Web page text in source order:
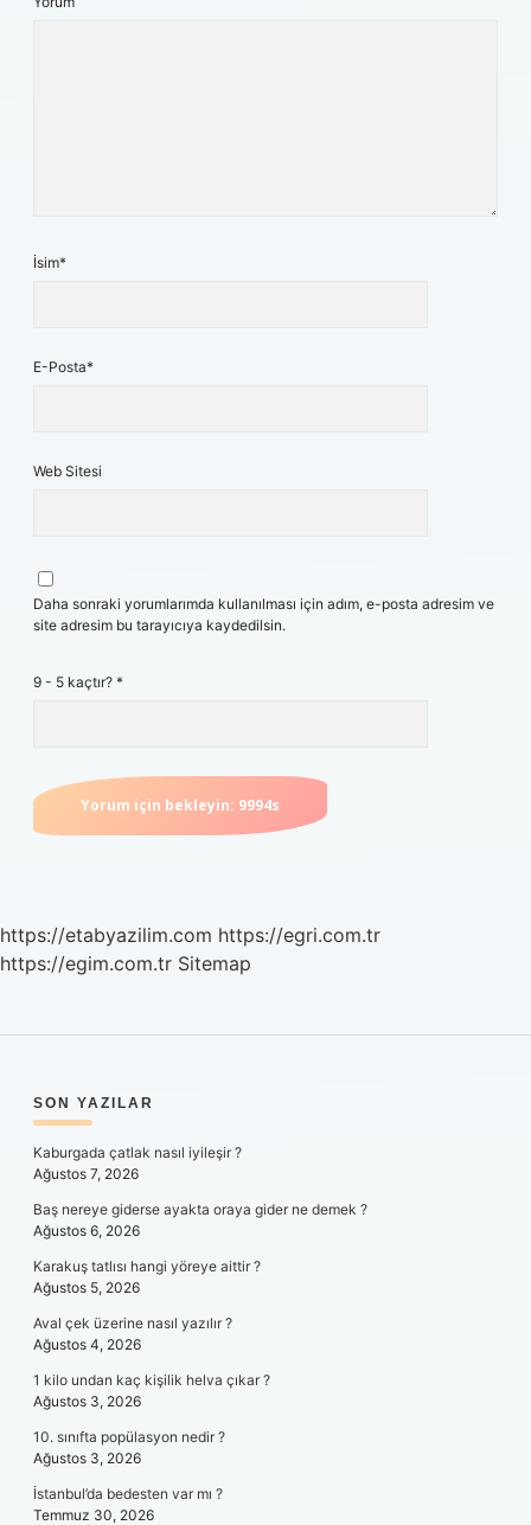
İsim*
E-Posta*
Web Sitesi
Daha sonraki yorumlarımda kullanılması için adım, e-posta adresim ve
site adresim bu tarayıcıya kaydedilsin.
9 - 5 kaçtır? *
https://etabyazilim.com https://egri.com.tr
https://egim.com.tr Sitemap
SIDEBAR
SON YAZILAR
Kaburgada çatlak nasıl iyileşir ?
Ağustos 7, 2026
Baş nereye giderse ayakta oraya gider ne demek ?
Ağustos 6, 2026
Karakuş tatlısı hangi yöreye aittir ?
Ağustos 5, 2026
Aval çek üzerine nasıl yazılır ?
Ağustos 4, 2026
1 kilo undan kaç kişilik helva çıkar ?
Ağustos 3, 2026
10. sınıfta popülasyon nedir ?
Ağustos 3, 2026
İstanbul’da bedesten var mı ?
Temmuz 30, 2026